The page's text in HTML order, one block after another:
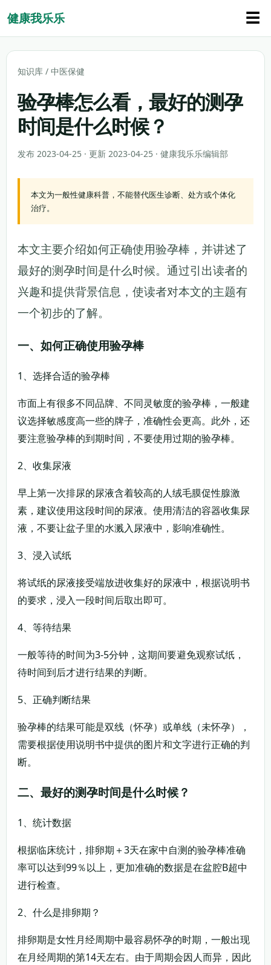
健康我乐乐 ☰
知识库 / 中医保健
验孕棒怎么看，最好的测孕
时间是什么时候？
发布 2023-04-25 · 更新 2023-04-25 · 健康我乐乐编辑部
本文为一般性健康科普，不能替代医生诊断、处方或个体化
治疗。
本文主要介绍如何正确使用验孕棒，并讲述了
最好的测孕时间是什么时候。通过引出读者的
兴趣和提供背景信息，使读者对本文的主题有
一个初步的了解。
一、如何正确使用验孕棒
1、选择合适的验孕棒
市面上有很多不同品牌、不同灵敏度的验孕棒，一般建
议选择敏感度高一些的牌子，准确性会更高。此外，还
要注意验孕棒的到期时间，不要使用过期的验孕棒。
2、收集尿液
早上第一次排尿的尿液含着较高的人绒毛膜促性腺激
素，建议使用这段时间的尿液。使用清洁的容器收集尿
液，不要让盆子里的水溅入尿液中，影响准确性。
3、浸入试纸
将试纸的尿液接受端放进收集好的尿液中，根据说明书
的要求，浸入一段时间后取出即可。
4、等待结果
一般等待的时间为3-5分钟，这期间要避免观察试纸，
待时间到后才进行结果的判断。
5、正确判断结果
验孕棒的结果可能是双线（怀孕）或单线（未怀孕），
需要根据使用说明书中提供的图片和文字进行正确的判
断。
二、最好的测孕时间是什么时候？
1、统计数据
根据临床统计，排卵期＋3天在家中自测的验孕棒准确
率可以达到99％以上，更加准确的数据是在盆腔B超中
进行检查。
2、什么是排卵期？
排卵期是女性月经周期中最容易怀孕的时期，一般出现
在月经周期的第14天左右。由于周期会因人而异，因此